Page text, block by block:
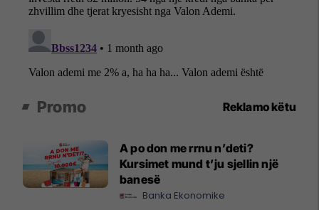
Promo Reklamo këtu
A po don me rrnu n’deti?
Kursimet mund t’ju sjellin një
banesë
Banka Ekonomike